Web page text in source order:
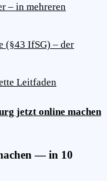
– in mehreren
(§43 IfSG) – der
Leitfaden
jetzt online machen
— in 10